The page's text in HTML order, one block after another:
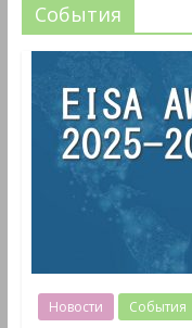
События
Новости События